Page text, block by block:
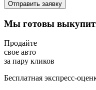
Отправить заявку
Мы готовы
Продайте
свое авто
за пару кликов
Бесплатная экспресс-